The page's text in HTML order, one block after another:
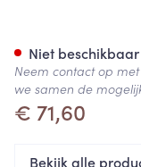
€ 71,60
Niet beschikbaar
Neem contact op
we samen de
Bekijk alle